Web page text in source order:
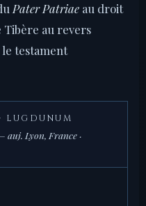
Pater Patriae au droit
au revers
testament
LUGDUNUM
Lyon, France ·